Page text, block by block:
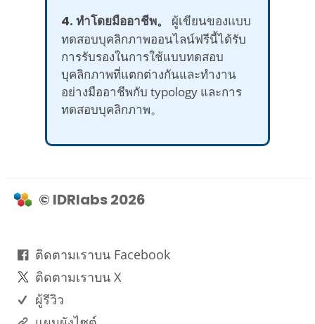
4. ทำโดยมืออาชีพ。
ผู้เขียนของแบบ
ทดสอบบุคลิกภาพออนไลน์ฟรีนี้ได้รับ
การรับรองในการใช้แบบทดสอบ
บุคลิกภาพที่แตกต่างกันและทำงาน
อย่างมืออาชีพกับ typology และการ
ทดสอบบุคลิกภาพ。
© IDRlabs 2026
ติดตามเราบน Facebook
ติดตามเราบน X
ผู้รีวิว